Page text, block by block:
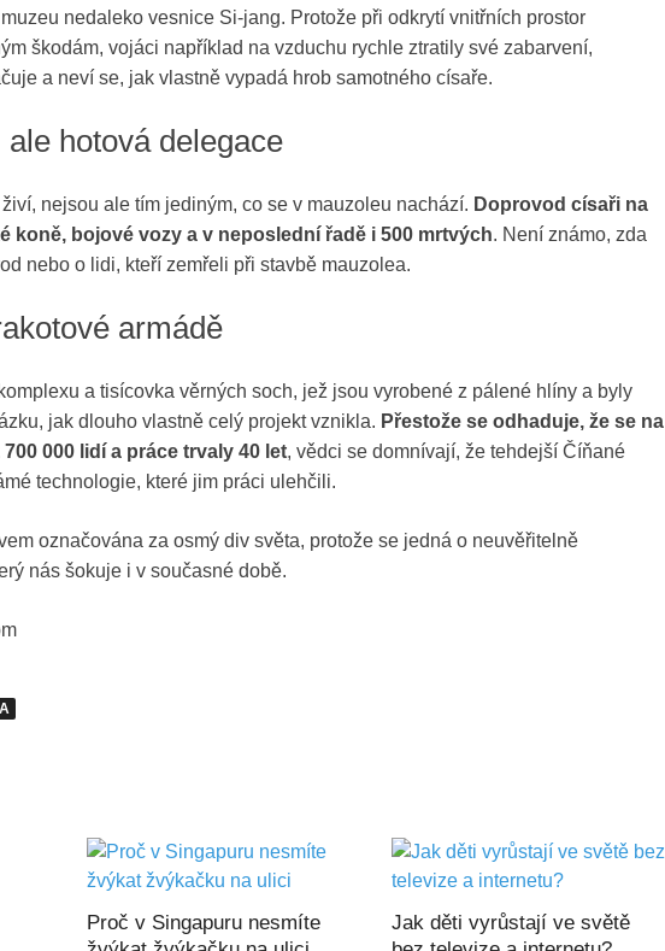
nedaleko vesnice Si-jang. Protože při odkrytí vnitřních prostor
škodám, vojáci například na vzduchu rychle ztratily své zabarvení,
a neví se, jak vlastně vypadá hrob samotného císaře.
hotová delegace
nejsou ale tím jediným, co se v mauzoleu nachází. Doprovod císaři na
koně, bojové vozy a v neposlední řadě i 500 mrtvých. Není známo, zda
nebo o lidi, kteří zemřeli při stavbě mauzolea.
armádě
a tisícovka věrných soch, jež jsou vyrobené z pálené hlíny a byly
jak dlouho vlastně celý projekt vznikla. Přestože se odhaduje, že se na
000 lidí a práce trvaly 40 let, vědci se domnívají, že tehdejší Číňané
technologie, které jim práci ulehčili.
označována za osmý div světa, protože se jedná o neuvěřitelně
nás šokuje i v současné době.
Proč v Singapuru nesmíte
Jak děti vyrůstají ve světě